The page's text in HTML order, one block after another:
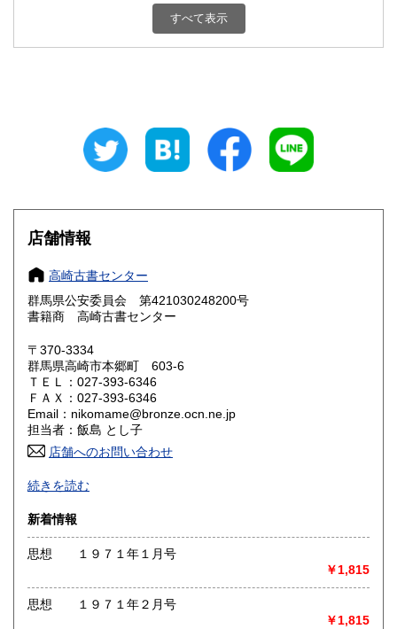
600円
600円 三重県
大阪府
奈良県
鳥取県 600円 島根県
岡山県
山口県 600円
香川県 愛媛県
高知県 600円
佐賀県
熊本県 600円 大分県 600円
600円
沖縄県 600円
すべて表示
店舗情報
高崎古書センター
群馬県公安委員会 第421030248200号
書籍商 高崎古書センター
〒370-3334
群馬県高崎市本郷町 603-6
ＴＥＬ：027-393-6346
ＦＡＸ：027-393-6346
Email：nikomame@bronze.ocn.ne.jp
担当者：飯島 とし子
店舗へのお問い合わせ
-
沿線名：JR東日本 信越本線
最寄駅：北高崎駅
営業時間：-
定休日：-
書籍の買取について
申し訳ありませんが、現在、買い取りはしておりません。
続きを読む
新着情報
思想 １９７１年１月号
￥1,815
思想 １９７１年２月号
￥1,815